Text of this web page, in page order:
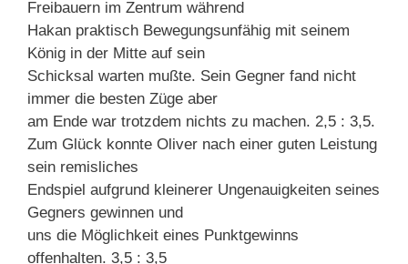
Freibauern im Zentrum während
Hakan praktisch Bewegungsunfähig mit seinem
König in der Mitte auf sein
Schicksal warten mußte. Sein Gegner fand nicht
immer die besten Züge aber
am Ende war trotzdem nichts zu machen. 2,5 : 3,5.
Zum Glück konnte Oliver nach einer guten Leistung
sein remisliches
Endspiel aufgrund kleinerer Ungenauigkeiten seines
Gegners gewinnen und
uns die Möglichkeit eines Punktgewinns
offenhalten. 3,5 : 3,5